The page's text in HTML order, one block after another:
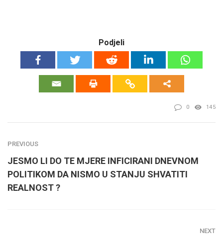
Podjeli
0 145
PREVIOUS
JESMO LI DO TE MJERE INFICIRANI DNEVNOM
POLITIKOM DA NISMO U STANJU SHVATITI
REALNOST ?
NEXT